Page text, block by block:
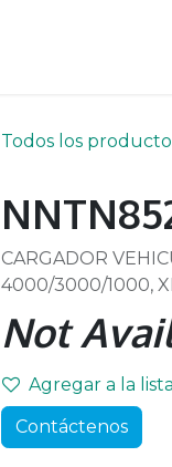
Todos los
CARGADOR
4000/3000/1000,
Not
Agregar a la
Contáctenos